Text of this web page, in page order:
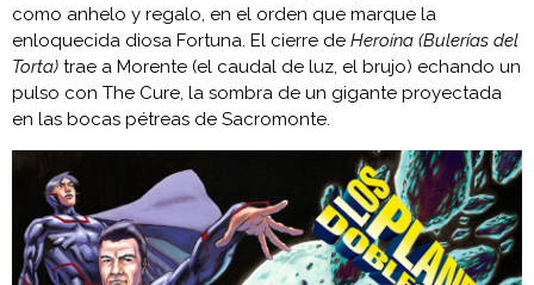
como anhelo y regalo, en el orden que marque la
enloquecida diosa Fortuna. El cierre de Heroína (Bulerías del
Torta) trae a Morente (el caudal de luz, el brujo) echando un
pulso con The Cure, la sombra de un gigante proyectada
en las bocas pétreas de Sacromonte.